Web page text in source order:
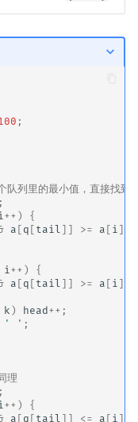
;
列里的最小值，直接找到
;
++ )
{
a [ q [ tail ]] >= a [ i ])
i ++ )
{
a [ q [ tail ]] >= a [ i ])
k ) head++ ;
' ' ;
理
;
++ )
{
a [ q [ tail ]] <= a [ i ])